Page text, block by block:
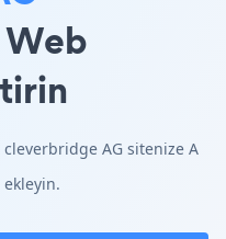
cleverbridge AG sitenize A